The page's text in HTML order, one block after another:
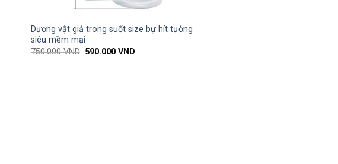
Dương vật giả trong suốt size bự hít tường
siêu mềm mại
750.000VND 590.000VND